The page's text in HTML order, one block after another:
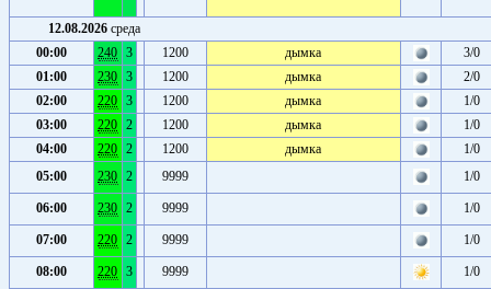
12.08.2026 среда
00:00
240 3 1200 дымка
3/0
01:00
230 3 1200 дымка
2/0
02:00
220 3 1200 дымка
1/0
03:00
220 2 1200 дымка
1/0
04:00
220 2 1200 дымка
1/0
05:00
230 2 9999 1/0
06:00 230 2 9999 1/0
07:00 220 2 9999 1/0
08:00 220 3 9999
1/0